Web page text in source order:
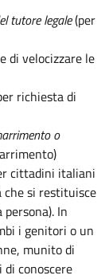
tutore legale(per
di velocizzare le
richiesta di
o
cittadini italiani
che si restituisce
In
i genitori o un
munito di
conoscere